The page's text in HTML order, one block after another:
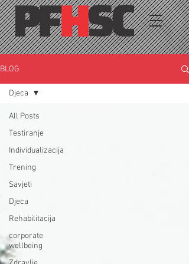
BLOG
All Posts
Testiranje
Individualizacija
Trening
Savjeti
Djeca
Rehabilitacija
corporate
wellbeing
Djeca